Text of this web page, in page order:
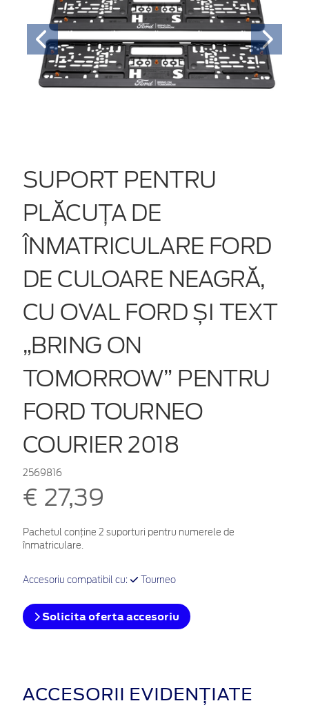
SUPORT PENTRU
PLĂCUȚA DE
ÎNMATRICULARE FORD
DE CULOARE NEAGRĂ,
CU OVAL FORD ȘI TEXT
„BRING ON
TOMORROW” PENTRU
FORD TOURNEO
COURIER 2018
2569816
€ 27,39
Pachetul conține 2 suporturi pentru numerele de
înmatriculare.
Accesoriu compatibil cu: Tourneo
Solicita oferta accesoriu
ACCESORII EVIDENȚIATE